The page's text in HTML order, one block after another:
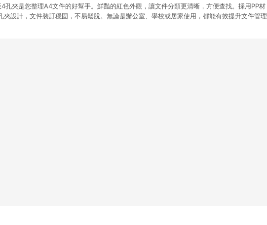
孔夾是您整理A4文件的好幫手。鮮豔的紅色外觀，讓文件分類更清晰，方便查找。採用PP材
夾設計，文件裝訂穩固，不易鬆脫。無論是辦公室、學校或居家使用，都能有效提升文件管理